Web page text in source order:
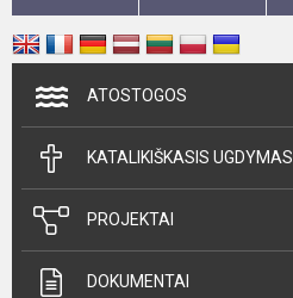
ATOSTOGOS
KATALIKIŠKASIS UGDYMAS
PROJEKTAI
DOKUMENTAI